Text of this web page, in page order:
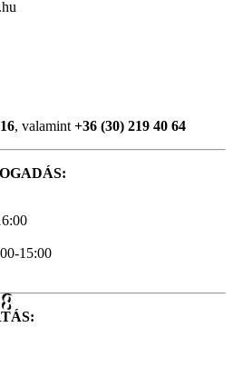
, valamint +36 (30) 219 40 64
15:00